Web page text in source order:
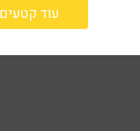
עוד קטעים